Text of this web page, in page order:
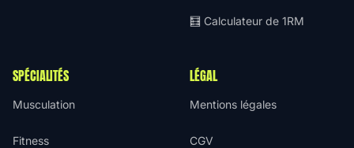
🧮 Calculateur de 1RM
SPÉCIALITÉS
Musculation
Fitness
LÉGAL
Mentions légales
CGV